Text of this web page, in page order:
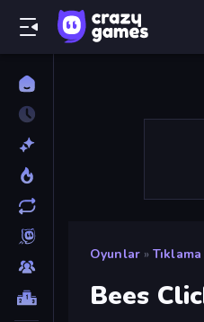
Oyunlar » Tıklama
Bees